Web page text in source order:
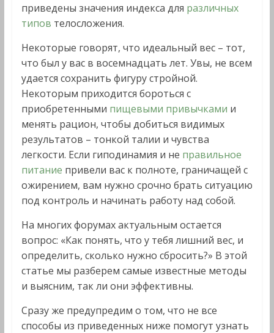
приведены значения индекса для различных
типов телосложения.
Некоторые говорят, что идеальный вес – тот,
что был у вас в восемнадцать лет. Увы, не всем
удается сохранить фигуру стройной.
Некоторым приходится бороться с
приобретенными пищевыми привычками и
менять рацион, чтобы добиться видимых
результатов – тонкой талии и чувства
легкости. Если гиподинамия и не правильное
питание привели вас к полноте, граничащей с
ожирением, вам нужно срочно брать ситуацию
под контроль и начинать работу над собой.
На многих форумах актуальным остается
вопрос: «Как понять, что у тебя лишний вес, и
определить, сколько нужно сбросить?» В этой
статье мы разберем самые известные методы
и выясним, так ли они эффективны.
Сразу же предупредим о том, что не все
способы из приведенных ниже помогут узнать